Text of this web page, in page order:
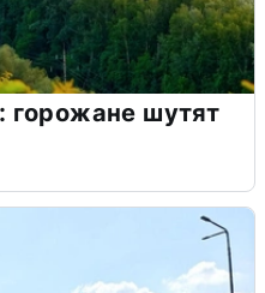
шутят